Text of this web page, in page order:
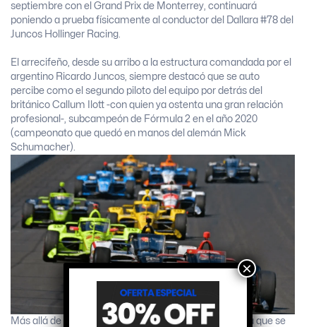
septiembre con el Grand Prix de Monterrey, continuará
poniendo a prueba físicamente al conductor del Dallara #78 del
Juncos Hollinger Racing.
El arrecifeño, desde su arribo a la estructura comandada por el
argentino Ricardo Juncos, siempre destacó que se auto
percibe como el segundo piloto del equipo por detrás del
británico Callum Ilott -con quien ya ostenta una gran relación
profesional-, subcampeón de Fórmula 2 en el año 2020
(campeonato que quedó en manos del alemán Mick
Schumacher).
Más allá de la rigurosa y estricta preparación física a la que se
×